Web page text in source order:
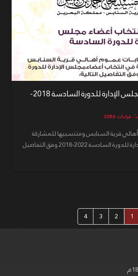
دعوة لانتخاب أعضاء مجلس الإدارة للدورة السادسة 2018-
أهالي قرية السنابس ومنتسبيها للمشاركة
في انتخاب أعضاء مجلس الإدارة للدورة السادسة 2022-2018 وفق التفاصيل
1
2
3
4